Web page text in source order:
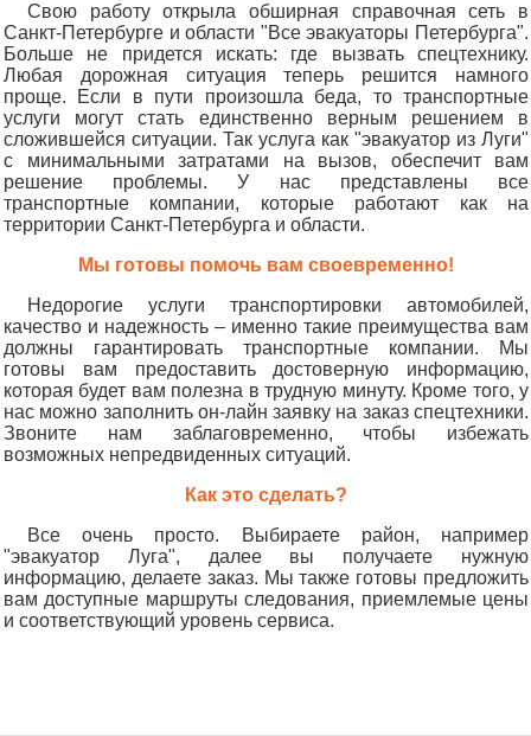
Свою работу открыла обширная справочная сеть в
Санкт-Петербурге и области "Все эвакуаторы Петербурга".
Больше не придется искать: где вызвать спецтехнику.
Любая дорожная ситуация теперь решится намного
проще. Если в пути произошла беда, то транспортные
услуги могут стать единственно верным решением в
сложившейся ситуации. Так услуга как "эвакуатор из Луги"
с минимальными затратами на вызов, обеспечит вам
решение проблемы. У нас представлены все
транспортные компании, которые работают как на
территории Санкт-Петербурга и области.
Мы готовы помочь вам своевременно!
Недорогие услуги транспортировки автомобилей,
качество и надежность – именно такие преимущества вам
должны гарантировать транспортные компании. Мы
готовы вам предоставить достоверную информацию,
которая будет вам полезна в трудную минуту. Кроме того, у
нас можно заполнить он-лайн заявку на заказ спецтехники.
Звоните нам заблаговременно, чтобы избежать
возможных непредвиденных ситуаций.
Как это сделать?
Все очень просто. Выбираете район, например
"эвакуатор Луга", далее вы получаете нужную
информацию, делаете заказ. Мы также готовы предложить
вам доступные маршруты следования, приемлемые цены
и соответствующий уровень сервиса.